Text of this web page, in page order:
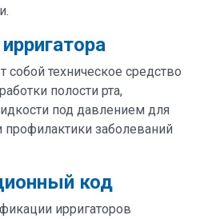
собой техническое средство
полости рта,
под давлением для
профилактики заболеваний
код
ирригаторов